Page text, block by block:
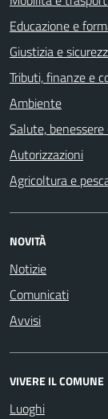
Educazione e
Giustizia e
Tributi, finanze e
Ambiente
Salute,
Autorizzazioni
Agricoltura e
NOVITÀ
Notizie
Comunicati
Avvisi
VIVERE IL COMUNE
Luoghi